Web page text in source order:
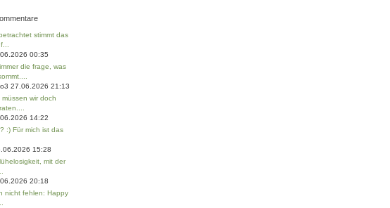
stimmt das
00:35
die frage, was
27.06.2026 21:13
müssen wir doch
14:22
:) Für mich ist das
15:28
mit der
20:18
nicht fehlen: Happy